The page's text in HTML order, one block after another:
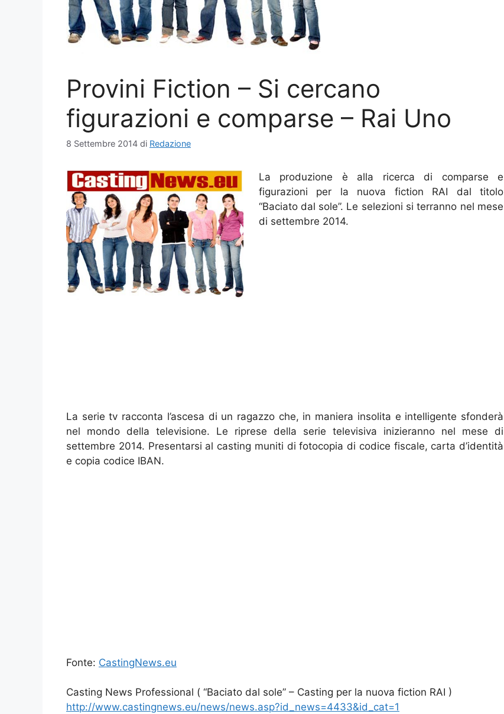
Provini Fiction – Si cercano
figurazioni e comparse – Rai Uno
8 Settembre 2014 di Redazione
La produzione è alla ricerca di comparse e
figurazioni per la nuova fiction RAI dal titolo
“Baciato dal sole”. Le selezioni si terranno nel mese
di settembre 2014.
La serie tv racconta l’ascesa di un ragazzo che, in maniera insolita e intelligente sfonderà
nel mondo della televisione. Le riprese della serie televisiva inizieranno nel mese di
settembre 2014. Presentarsi al casting muniti di fotocopia di codice fiscale, carta d’identità
e copia codice IBAN.
Fonte: CastingNews.eu
Casting News Professional ( “Baciato dal sole” – Casting per la nuova fiction RAI )
http://www.castingnews.eu/news/news.asp?id_news=4433&id_cat=1